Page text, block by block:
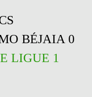
BÉJAIA 0
LIGUE 1